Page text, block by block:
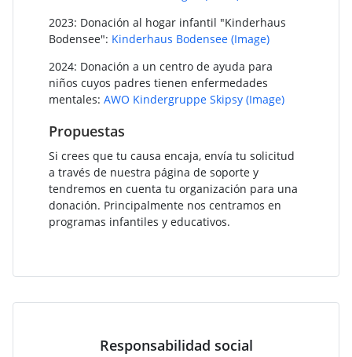
2023: Donación al hogar infantil "Kinderhaus
Bodensee": Kinderhaus Bodensee (Image)
2024: Donación a un centro de ayuda para
niños cuyos padres tienen enfermedades
mentales: AWO Kindergruppe Skipsy (Image)
Propuestas
Si crees que tu causa encaja, envía tu solicitud
a través de nuestra página de soporte y
tendremos en cuenta tu organización para una
donación. Principalmente nos centramos en
programas infantiles y educativos.
Responsabilidad social